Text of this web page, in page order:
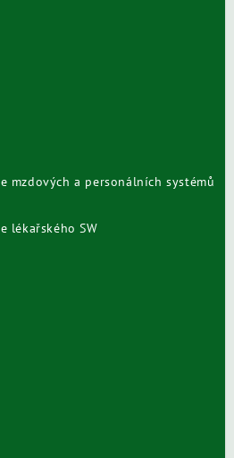
mzdových a personálních systémů
lékařského SW